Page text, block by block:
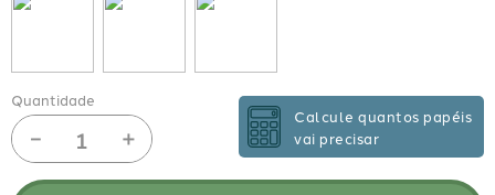
Quantidade
＋
－
Calcule quantos papéis
vai precisar